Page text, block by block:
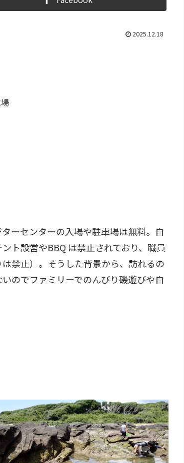
2025.12.18
ーセンターの入場や駐車場は無料。自
ト設営やBBQ は禁止されており、職員
禁止）。そうした背景から、訪れるの
のでファミリーでのんびり磯遊びや自